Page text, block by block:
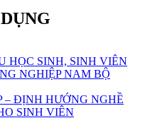
HỌC SINH, SINH VIÊN
NGHIỆP NAM BỘ
– ĐỊNH HƯỚNG NGHỀ
SINH VIÊN